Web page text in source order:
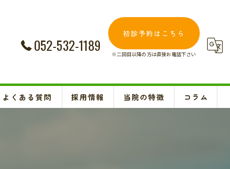
052-532-1189
初診予約はこちら
※二回目以降の方は直接お電話下さい
よくある質問 採用情報 当院の特徴 コラム